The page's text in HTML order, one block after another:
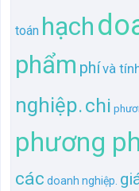
toán hạch
phẩm phívà
nghiệp.chi
phương
các doanh nghiệp.